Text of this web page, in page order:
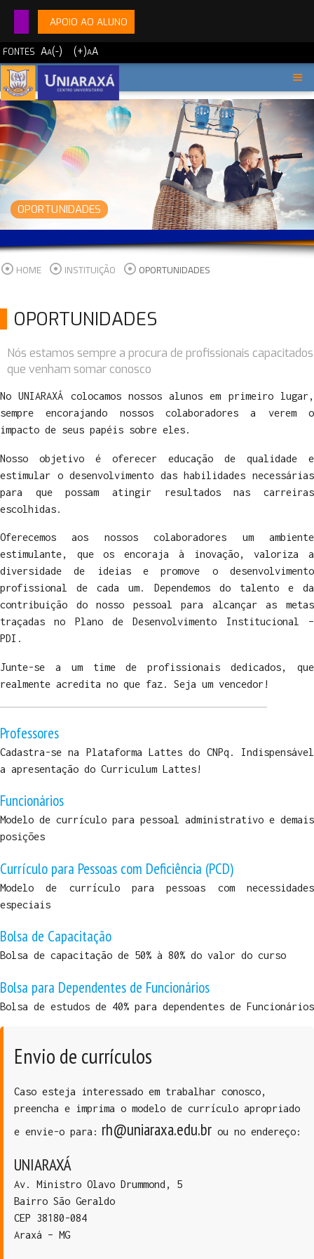
APOIO AO ALUNO
FONTES AA(-) (+)AA
OPORTUNIDADES
HOME INSTITUIÇÃO OPORTUNIDADES
OPORTUNIDADES
Nós estamos sempre a procura de profissionais capacitados
que venham somar conosco
No UNIARAXÁ colocamos nossos alunos em primeiro lugar,
sempre encorajando nossos colaboradores a verem o
impacto de seus papéis sobre eles.
Nosso objetivo é oferecer educação de qualidade e
estimular o desenvolvimento das habilidades necessárias
para que possam atingir resultados nas carreiras
escolhidas.
Oferecemos aos nossos colaboradores um ambiente
estimulante, que os encoraja à inovação, valoriza a
diversidade de ideias e promove o desenvolvimento
profissional de cada um. Dependemos do talento e da
contribuição do nosso pessoal para alcançar as metas
traçadas no Plano de Desenvolvimento Institucional –
PDI.
Junte-se a um time de profissionais dedicados, que
realmente acredita no que faz. Seja um vencedor!
Professores
Cadastra-se na Plataforma Lattes do CNPq. Indispensável
a apresentação do Curriculum Lattes!
Funcionários
Modelo de currículo para pessoal administrativo e demais
posições
Currículo para Pessoas com Deficiência (PCD)
Modelo de currículo para pessoas com necessidades
especiais
Bolsa de Capacitação
Bolsa de capacitação de 50% à 80% do valor do curso
Bolsa para Dependentes de Funcionários
Bolsa de estudos de 40% para dependentes de Funcionários
Envio de currículos
Caso esteja interessado em trabalhar conosco,
preencha e imprima o modelo de currículo apropriado
e envie-o para: rh@uniaraxa.edu.br ou no endereço:
UNIARAXÁ
Av. Ministro Olavo Drummond, 5
Bairro São Geraldo
CEP 38180-084
Araxá – MG